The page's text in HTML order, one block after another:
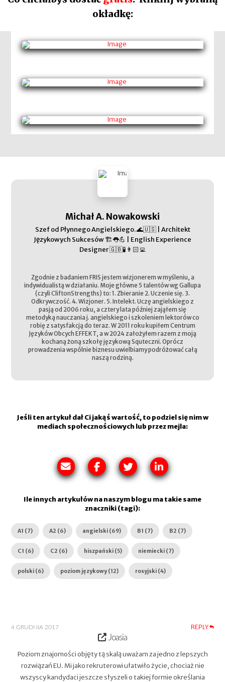
okładkę:
Michał A. Nowakowski
Szef od Płynnego Angielskiego. 🌊🇺🇸 | Architekt
Językowych Sukcesów 🏗️👅💪 | English Experience
Designer 🇬🇧🧪👨🏻‍💻
Zgodnie z badaniem FRIS jestem wizjonerem w myśleniu, a
indywidualistą w działaniu. Moje główne 5 talentów wg Gallupa
(czyli CliftonStrengths) to: 1. Zbieranie 2. Uczenie się. 3.
Odkrywczość. 4. Wizjoner. 5. Intelekt. Uczę angielskiego z
pasją od 2006 roku, a cztery lata później zająłem się
metodyką nauczania j. angielskiego i szkoleniem lektorów co
robię z satysfakcją do teraz. W 2011 roku kupiłem Centrum
Języków Obcych EFFEKT, a w 2024 założyłem razem z moją
kochaną żoną szkołę językową Squteczni. Oprócz
prowadzenia wspólnie biznesu uwielbiamy podróżować całą
naszą rodziną.
Jeśli ten artykuł dał Ci jakąś wartość, to podziel się nim w
mediach społecznościowych lub przez mejla:
Ile innych artykułów na naszym blogu ma takie same
znaczniki (tagi):
A1 (7) A2 (6) angielski (69) B1 (7) B2 (7)
C1 (6) C2 (6) hiszpański (5) niemiecki (7)
polski (6) poziom językowy (12) rosyjski (4)
4 GRUDNIA 2017 REPLY
Joasia
Poziom znajomości objęty tą skalą uważam za jedno z lepszych
rozwiązań EU. Mi jako rekruterowi ułatwiło życie, chociaż nie
wszyscy kandydaci jeszcze słyszeli o takiej formie określania